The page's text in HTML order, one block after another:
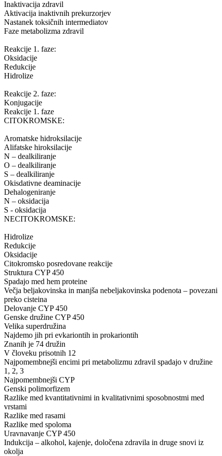
Inaktivacija zdravil
Aktivacija inaktivnih prekurzorjev
Nastanek toksičnih intermediatov
Faze metabolizma zdravil
Reakcije 1. faze:
Oksidacije
Redukcije
Hidrolize
Reakcije 2. faze:
Konjugacije
Reakcije 1. faze
CITOKROMSKE:
Aromatske hidroksilacije
Alifatske hiroksilacije
N – dealkiliranje
O – dealkiliranje
S – dealkiliranje
Okisdativne deaminacije
Dehalogeniranje
N – oksidacija
S - oksidacija
NECITOKROMSKE:
Hidrolize
Redukcije
Oksidacije
Citokromsko posredovane reakcije
Struktura CYP 450
Spadajo med hem proteine
Večja beljakovinska in manjša nebeljakovinska podenota – povezani
preko cisteina
Delovanje CYP 450
Genske družine CYP 450
Velika superdružina
Najdemo jih pri evkariontih in prokariontih
Znanih je 74 družin
V človeku prisotnih 12
Najpomembnejši encimi pri metabolizmu zdravil spadajo v družine
1, 2, 3
Najpomembnejši CYP
Genski polimorfizem
Razlike med kvantitativnimi in kvalitativnimi sposobnostmi med
vrstami
Razlike med rasami
Razlike med spoloma
Uravnavanje CYP 450
Indukcija – alkohol, kajenje, določena zdravila in druge snovi iz
okolja